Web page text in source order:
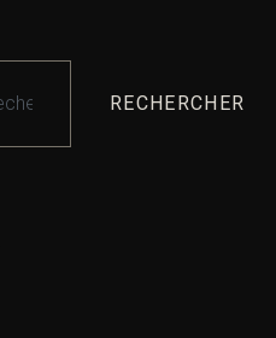
RECHERCHER